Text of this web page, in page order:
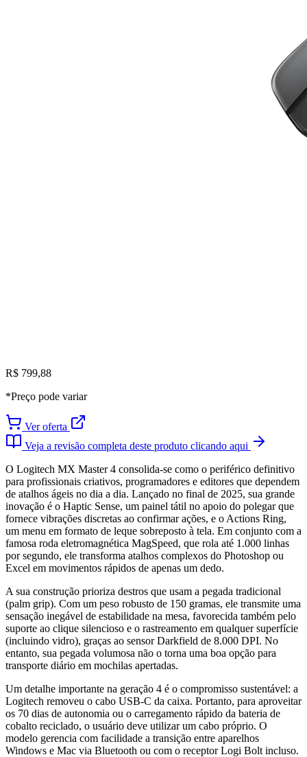
R$ 799,88
*Preço pode variar
Ver oferta
Veja a revisão completa deste produto clicando aqui
O Logitech MX Master 4 consolida-se como o periférico definitivo
para profissionais criativos, programadores e editores que dependem
de atalhos ágeis no dia a dia. Lançado no final de 2025, sua grande
inovação é o Haptic Sense, um painel tátil no apoio do polegar que
fornece vibrações discretas ao confirmar ações, e o Actions Ring,
um menu em formato de leque sobreposto à tela. Em conjunto com a
famosa roda eletromagnética MagSpeed, que rola até 1.000 linhas
por segundo, ele transforma atalhos complexos do Photoshop ou
Excel em movimentos rápidos de apenas um dedo.
A sua construção prioriza destros que usam a pegada tradicional
(palm grip). Com um peso robusto de 150 gramas, ele transmite uma
sensação inegável de estabilidade na mesa, favorecida também pelo
suporte ao clique silencioso e o rastreamento em qualquer superfície
(incluindo vidro), graças ao sensor Darkfield de 8.000 DPI. No
entanto, sua pegada volumosa não o torna uma boa opção para
transporte diário em mochilas apertadas.
Um detalhe importante na geração 4 é o compromisso sustentável: a
Logitech removeu o cabo USB-C da caixa. Portanto, para aproveitar
os 70 dias de autonomia ou o carregamento rápido da bateria de
cobalto reciclado, o usuário deve utilizar um cabo próprio. O
modelo gerencia com facilidade a transição entre aparelhos
Windows e Mac via Bluetooth ou com o receptor Logi Bolt incluso.